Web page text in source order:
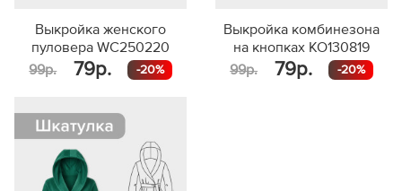
Выкройка женского
пуловера WC250220
99р.
79р. -20%
Выкройка комбинезона
на кнопках KO130819
99р.
79р. -20%